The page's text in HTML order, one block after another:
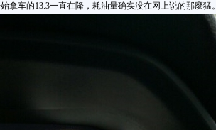
车的13.3一直在降，耗油量确实没在网上说的那麼猛。